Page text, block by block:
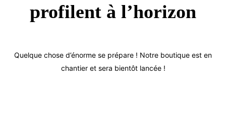
profilent à l’horizon
Quelque chose d’énorme se prépare ! Notre boutique est en
chantier et sera bientôt lancée !